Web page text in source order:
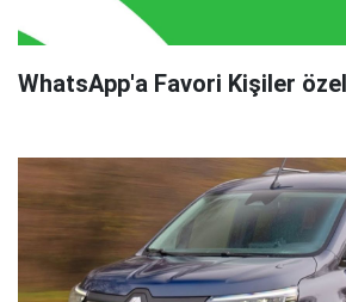
WhatsApp'a Favori Kişiler